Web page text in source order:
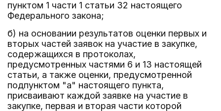
пунктом 1 части 1 статьи 32 настоящего
Федерального закона;
б) на основании результатов оценки первых и
вторых частей заявок на участие в закупке,
содержащихся в протоколах,
предусмотренных частями 6 и 13 настоящей
статьи, а также оценки, предусмотренной
подпунктом "а" настоящего пункта,
присваивают каждой заявке на участие в
закупке, первая и вторая части которой